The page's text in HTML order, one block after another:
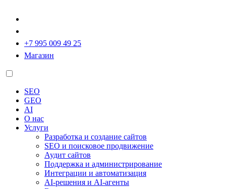
+7 995 009 49 25
Магазин
SEO
GEO
AI
О нас
Услуги
Разработка и создание сайтов
SEO и поисковое продвижение
Аудит сайтов
Поддержка и администрирование
Интеграции и автоматизация
AI-решения и AI-агенты